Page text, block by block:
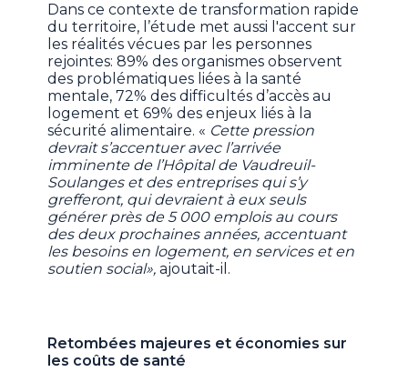
Dans ce contexte de transformation rapide
du territoire, l’étude met aussi l'accent sur
les réalités vécues par les personnes
rejointes: 89% des organismes observent
des problématiques liées à la santé
mentale, 72% des difficultés d’accès au
logement et 69% des enjeux liés à la
sécurité alimentaire. « Cette pression
devrait s’accentuer avec l’arrivée
imminente de l’Hôpital de Vaudreuil-
Soulanges et des entreprises qui s’y
grefferont, qui devraient à eux seuls
générer près de 5 000 emplois au cours
des deux prochaines années, accentuant
les besoins en logement, en services et en
soutien social»,ajoutait-il.
Retombées majeures et économies sur
les coûts de santé